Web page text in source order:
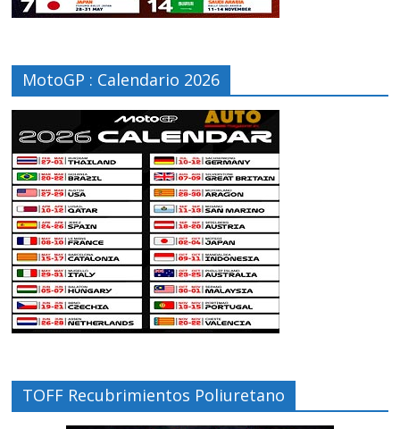
MotoGP : Calendario 2026
TOFF Recubrimientos Poliuretano